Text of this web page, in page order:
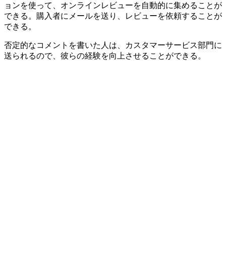
ョンを使って、オンラインレビューを自動的に集めることが
できる。購入者にメールを送り、レビューを依頼することが
できる。
否定的なコメントを書いた人は、カスタマーサービス部門に
送られるので、彼らの経験を向上させることができる。